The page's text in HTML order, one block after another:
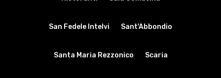
San Fedele Intelvi Sant'Abbondio
Santa Maria Rezzonico Scaria